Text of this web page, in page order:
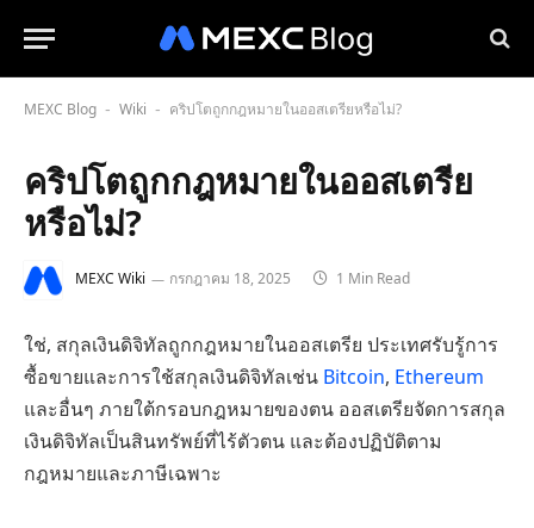
MEXC Blog - Wiki - คริปโตถูกกฎหมายในออสเตรียหรือไม่?
คริปโตถูกกฎหมายในออสเตรีย
หรือไม่?
MEXC Wiki กรกฎาคม 18, 2025 1 Min Read
ใช่, สกุลเงินดิจิทัลถูกกฎหมายในออสเตรีย ประเทศรับรู้การ
ซื้อขายและการใช้สกุลเงินดิจิทัลเช่น Bitcoin, Ethereum
และอื่นๆ ภายใต้กรอบกฎหมายของตน ออสเตรียจัดการสกุล
เงินดิจิทัลเป็นสินทรัพย์ที่ไร้ตัวตน และต้องปฏิบัติตาม
กฎหมายและภาษีเฉพาะ